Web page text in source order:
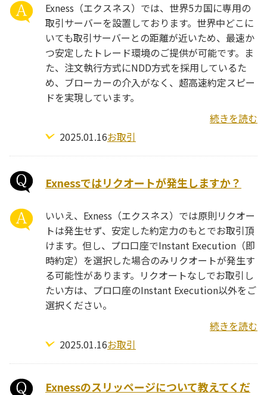
Exness（エクスネス）では、世界5カ国に専用の
取引サーバーを設置しております。世界中どこに
いても取引サーバーとの距離が近いため、最速か
つ安定したトレード環境のご提供が可能です。ま
た、注文執行方式にNDD方式を採用しているた
め、ブローカーの介入がなく、超高速約定スピー
ドを実現しています。
続きを読む
2025.01.16お取引
Exnessではリクオートが発生しますか？
いいえ、Exness（エクスネス）では原則リクオー
トは発生せず、安定した約定力のもとでお取引頂
けます。但し、プロ口座でInstant Execution（即
時約定）を選択した場合のみリクオートが発生す
る可能性があります。リクオートなしでお取引し
たい方は、プロ口座のInstant Execution以外をご
選択ください。
続きを読む
2025.01.16お取引
Exnessのスリッページについて教えてくだ